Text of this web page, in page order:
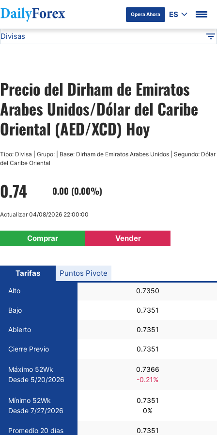
Opera Ahora ES
Divulgación del Anunciante
Divisas
USD/JPY
GBP/USD
USD/CHF
Todas las Divisas
Materias Primas
Indices
Precio del Dirham de Emiratos
Arabes Unidos/Dólar del Caribe
Oriental (AED/XCD) Hoy
Tipo: Divisa | Grupo: | Base: Dirham de Emiratos Arabes Unidos | Segundo: Dólar
del Caribe Oriental
0.74 0.00 (0.00%)
Comprar Vender
Actualizar 04/08/2026 22:00:00
Tarifas
Alto 0.7350
Bajo 0.7351
Abierto 0.7351
Cierre Previo 0.7351
Máximo 52Wk
Desde 5/20/2026
0.7366
-0.21%
Mínimo 52Wk
Desde 7/27/2026
0.7351
0%
Promedio 20 días 0.7351
Puntos Pivote